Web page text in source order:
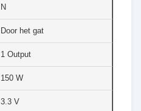
N
Door het gat
1 Output
150 W
3.3 V